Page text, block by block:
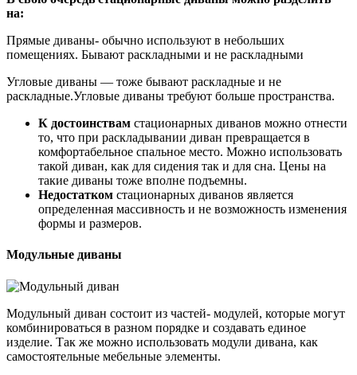
на:
Прямые диваны- обычно используют в небольших
помещениях. Бывают раскладными и не раскладными
Угловые диваны — тоже бывают раскладные и не
раскладные.Угловые диваны требуют больше пространства.
К достоинствам стационарных диванов можно отнести
то, что при раскладывании диван превращается в
комфортабельное спальное место. Можно использовать
такой диван, как для сидения так и для сна. Цены на
такие диваны тоже вполне подъемны.
Недостатком стационарных диванов является
определенная массивность и не возможность изменения
формы и размеров.
Модульные диваны
Модульный диван состоит из частей- модулей, которые могут
комбинироваться в разном порядке и создавать единое
изделие. Так же можно использовать модули дивана, как
самостоятельные мебельные элементы.